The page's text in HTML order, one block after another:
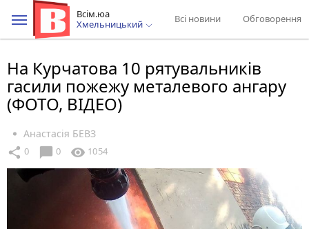
Всім.юа
Хмельницький
Всі новини Обговорення
На Курчатова 10 рятувальників
гасили пожежу металевого ангару
(ФОТО, ВІДЕО)
Анастасія БЕВЗ
share 0 chat_bubble 0 visibility 1054